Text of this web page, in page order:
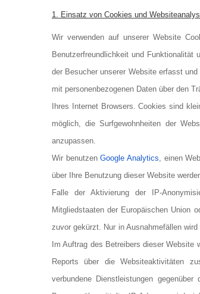
1. Einsatz von Cookies und
Wir verwenden auf unserer Website
Benutzerfreundlichkeit und Funktionalität
der Besucher unserer Website erfasst
mit personenbezogenen Daten über den
Ihres Internet Browsers. Cookies sind
möglich, die Surfgewohnheiten der
anzupassen.
Wir benutzenGoogle Analytics, einen
über Ihre Benutzung dieser Website
Falle der Aktivierung der IP-
Mitgliedstaaten der Europäischen Union
zuvor gekürzt. Nur in Ausnahmefällen
Im Auftrag des Betreibers dieser
Reports über die Websiteaktivitäten
verbundene Dienstleistungen